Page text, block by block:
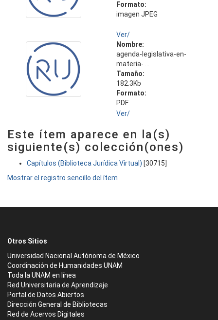
Formato:
imagen JPEG
Ver/
Nombre:
agenda-legislativa-en-
materia- ...
Tamaño:
182.3Kb
Formato:
PDF
Ver/
Este ítem aparece en la(s)
siguiente(s) colección(ones)
Capítulos (Biblioteca Jurídica Virtual) [30715]
Mostrar el registro sencillo del ítem
Otros Sitios
Universidad Nacional Autónoma de México
Coordinación de Humanidades UNAM
Toda la UNAM en línea
Red Universitaria de Aprendizaje
Portal de Datos Abiertos
Dirección General de Bibliotecas
Red de Acervos Digitales